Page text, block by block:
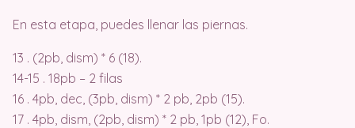
En esta etapa, puedes llenar las piernas.
13 . (2pb, dism) * 6 (18).
14-15 . 18pb – 2 filas
16 . 4pb, dec, (3pb, dism) * 2 pb, 2pb (15).
17 . 4pb, dism, (2pb, dism) * 2 pb, 1pb (12), Fo.